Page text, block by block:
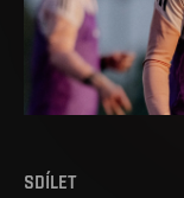
SDÍLET